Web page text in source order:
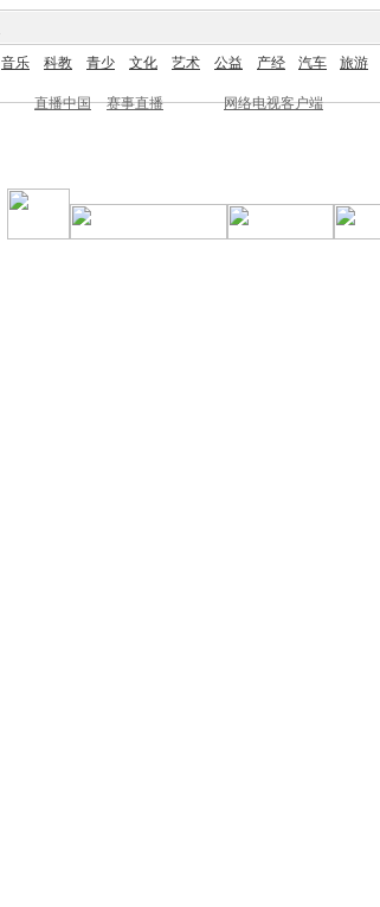
音乐 科教 青少 文化 艺术 公益 产经 汽车 旅游
直播中国 赛事直播 网络电视客户端